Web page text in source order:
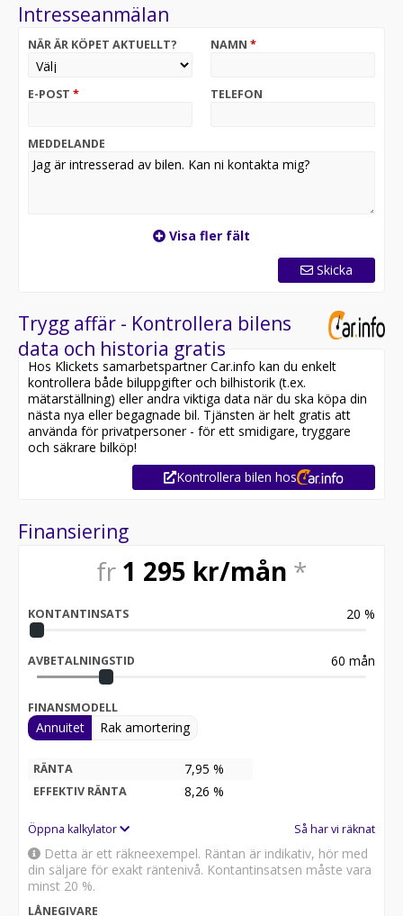
Intresseanmälan
NÄR ÄR KÖPET AKTUELLT? NAMN *
E-POST * TELEFON
MEDDELANDE
Visa fler fält
Skicka
Trygg affär - Kontrollera bilens
data och historia gratis
Hos Klickets samarbetspartner Car.info kan du enkelt
kontrollera både biluppgifter och bilhistorik (t.ex.
mätarställning) eller andra viktiga data när du ska köpa din
nästa nya eller begagnade bil. Tjänsten är helt gratis att
använda för privatpersoner - för ett smidigare, tryggare
och säkrare bilköp!
Kontrollera bilen hos
Finansiering
fr 1 295 kr/mån *
KONTANTINSATS 20 %
AVBETALNINGSTID 60 mån
FINANSMODELL
Annuitet Rak amortering
RÄNTA 7,95 %
EFFEKTIV RÄNTA 8,26 %
Öppna kalkylator Så har vi räknat
Detta är ett räkneexempel. Räntan är indikativ, hör med
din säljare för exakt räntenivå. Kontantinsatsen måste vara
minst 20 %.
LÅNEGIVARE